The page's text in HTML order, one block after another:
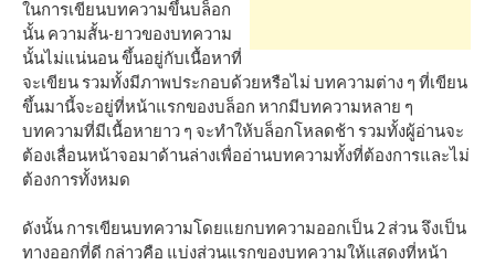
o
r
ในการเขียนบทความขึ้นบล็อก
นั้น ความสั้น-ยาวของบทความ
นั้นไม่แน่นอน ขึ้นอยู่กับเนื้อหาที่
จะเขียน รวมทั้งมีภาพประกอบด้วยหรือไม่ บทความต่าง ๆ ที่เขียน
ขึ้นมานี้จะอยู่ที่หน้าแรกของบล็อก หากมีบทความหลาย ๆ
บทความที่มีเนื้อหายาว ๆ จะทำให้บล็อกโหลดช้า รวมทั้งผู้อ่านจะ
ต้องเลื่อนหน้าจอมาด้านล่างเพื่ออ่านบทความทั้งที่ต้องการและไม่
ต้องการทั้งหมด
ดังนั้น การเขียนบทความโดยแยกบทความออกเป็น 2 ส่วน จึงเป็น
ทางออกที่ดี กล่าวคือ แบ่งส่วนแรกของบทความให้แสดงที่หน้า